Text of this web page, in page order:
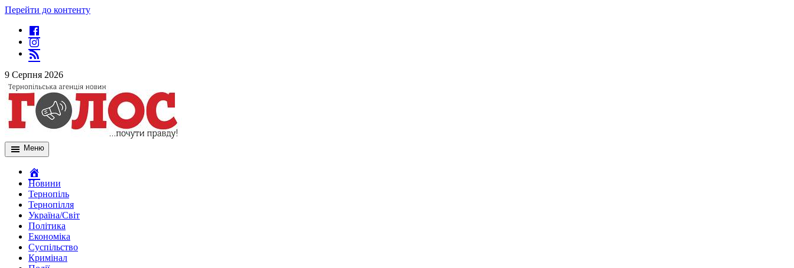
Перейти до контенту
9 Серпня 2026
Меню
Новини
Тернопіль
Тернопілля
Україна/Світ
Політика
Економіка
Суспільство
Кримінал